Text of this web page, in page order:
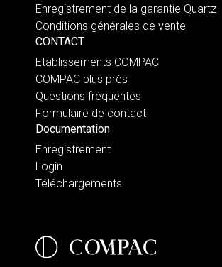
Enregistrement de la garantie Quartz
Conditions générales de vente
CONTACT
Etablissements COMPAC
COMPAC plus près
Questions fréquentes
Formulaire de contact
Documentation
Enregistrement
Login
Téléchargements